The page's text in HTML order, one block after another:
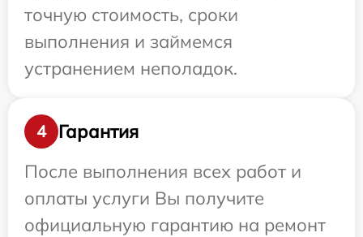
точную стоимость, сроки
выполнения и займемся
устранением неполадок.
4
Гарантия
После выполнения всех работ и
оплаты услуги Вы получите
официальную гарантию на ремонт